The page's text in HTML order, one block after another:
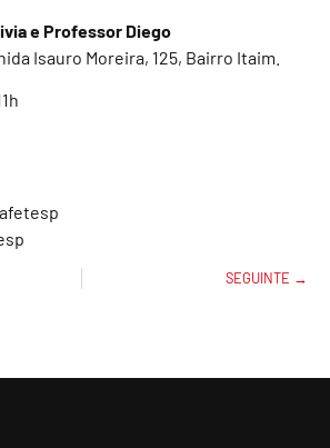
e Professor Diego
Isauro Moreira, 125, Bairro Itaim.
SEGUINTE →